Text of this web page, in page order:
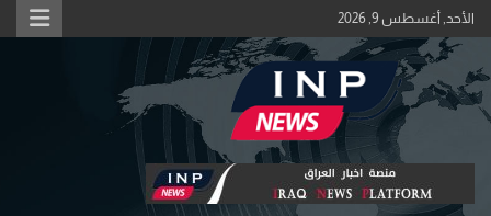
Skip
to
content
الأحد, أغسطس 9, 2026
منصة اخبار العراق
اكبر منصة خبرية في العراق | #الحقيقة_اولاً